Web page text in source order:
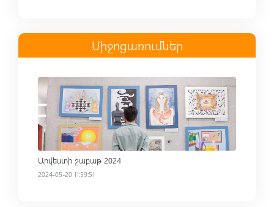
Միջոցառումներ
Read more
Արվեստի շաբաթ 2024
2024-05-20 11:59:51